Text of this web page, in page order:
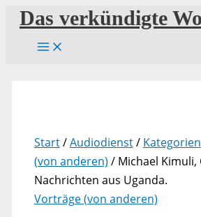
Zum
Inhalt
springen
Das verkündigte
Start/Audiodienst/ Kategorien
(von anderen) / Michael Kimuli,
Nachrichten aus Uganda.
Vorträge (von anderen)